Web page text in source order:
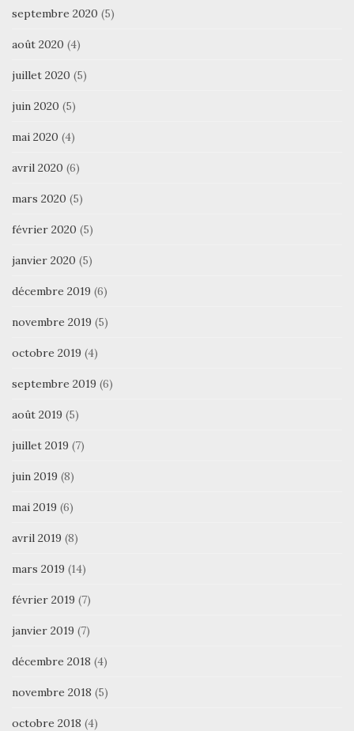
septembre 2020 (5)
août 2020 (4)
juillet 2020 (5)
juin 2020 (5)
mai 2020 (4)
avril 2020 (6)
mars 2020 (5)
février 2020 (5)
janvier 2020 (5)
décembre 2019 (6)
novembre 2019 (5)
octobre 2019 (4)
septembre 2019 (6)
août 2019 (5)
juillet 2019 (7)
juin 2019 (8)
mai 2019 (6)
avril 2019 (8)
mars 2019 (14)
février 2019 (7)
janvier 2019 (7)
décembre 2018 (4)
novembre 2018 (5)
octobre 2018 (4)